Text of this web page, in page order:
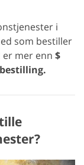
i
som bestiller
mer enn $
bestilling.